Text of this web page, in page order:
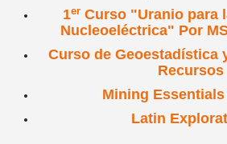
1er Curso "Uranio para
Nucleoeléctrica" Por
Curso de Geoestadística
Recursos
Mining
Latin